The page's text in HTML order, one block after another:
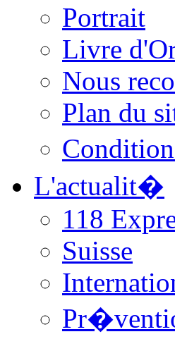
Portrait
Livre
Nous
Plan du
L'actualit�
118
Suisse